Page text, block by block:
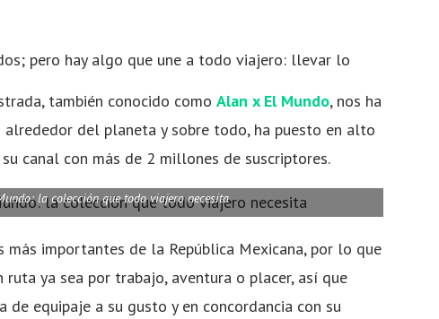
pero hay algo que une a todo viajero: llevar lo
también conocido como Alan x El Mundo, nos ha
del planeta y sobre todo, ha puesto en alto
canal con más de 2 millones de suscriptores.
la colección que todo viajero necesita
importantes de la República Mexicana, por lo que
ya sea por trabajo, aventura o placer, así que
de equipaje a su gusto y en concordancia con su